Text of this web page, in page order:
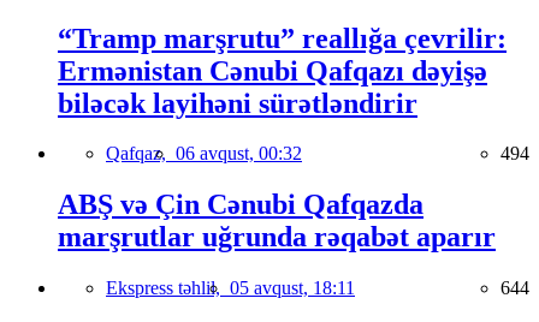
“Tramp marşrutu” reallığa çevrilir:
Ermənistan Cənubi Qafqazı dəyişə
biləcək layihəni sürətləndirir
Qafqaz, 06 avqust, 00:32 494
ABŞ və Çin Cənubi Qafqazda
marşrutlar uğrunda rəqabət aparır
Ekspress təhlil, 05 avqust, 18:11 644